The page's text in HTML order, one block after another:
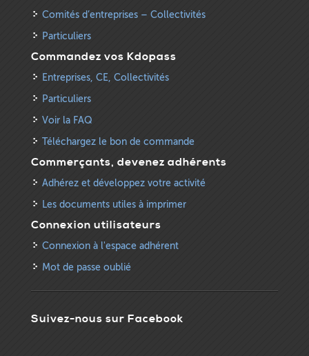
Comités d’entreprises – Collectivités
Particuliers
Commandez vos Kdopass
Entreprises, CE, Collectivités
Particuliers
Voir la FAQ
Téléchargez le bon de commande
Commerçants, devenez adhérents
Adhérez et développez votre activité
Les documents utiles à imprimer
Connexion utilisateurs
Connexion à l'espace adhérent
Mot de passe oublié
Suivez-nous sur Facebook